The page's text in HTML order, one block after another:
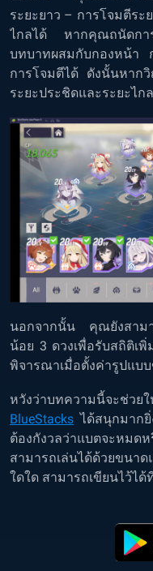
ระยะยาว – การโจมตีร
ไกลได้ หากคุณถนัดกา
บทบาทผสมกับกองหน้า
การโจมตีได้ ดังนั้นหาก
ระยะประชิดและระยะไ
นอกจากนั้น คุณยังสามา
น้อย 3 ดวงเพื่อรับสถิติเ
พิจารณาเมื่อตั้งค่ารูปแบ
หวังว่าบทความนี้จะช่
BlueStacks ได้สนุกมากยิ่
ต้องกังวลว่าแบตจะหมด
สามารถเล่นได้ด้วยขนา
ใดใด สามารถเขียนไว้ได้